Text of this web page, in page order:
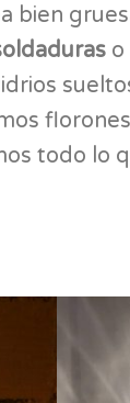
bien
o
todo lo